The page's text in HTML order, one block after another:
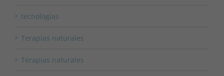
tecnologías
Terapias naturales
Terapias naturales